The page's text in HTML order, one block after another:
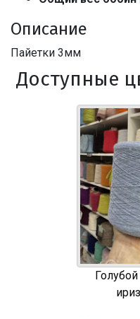
Описание
Пайетки 3мм
Доступные